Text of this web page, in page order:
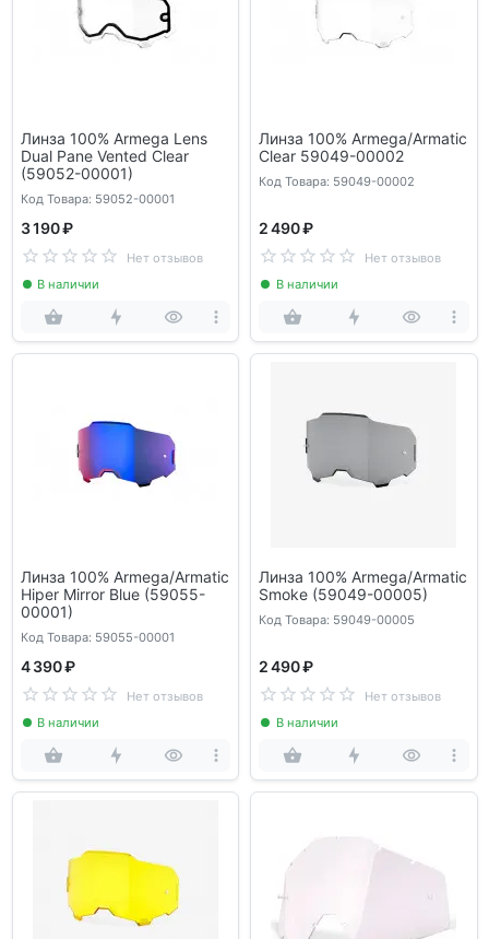
Линза 100% Armega Lens
Dual Pane Vented Clear
(59052-00001)
Код Товара: 59052-00001
3 190 ₽
Нет отзывов
В наличии
Линза 100% Armega/Armatic
Clear 59049-00002
Код Товара: 59049-00002
2 490 ₽
Нет отзывов
В наличии
Линза 100% Armega/Armatic
Hiper Mirror Blue (59055-
00001)
Код Товара: 59055-00001
4 390 ₽
Нет отзывов
В наличии
Линза 100% Armega/Armatic
Smoke (59049-00005)
Код Товара: 59049-00005
2 490 ₽
Нет отзывов
В наличии